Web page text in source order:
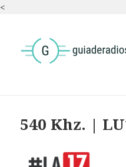
<
540 Khz. |